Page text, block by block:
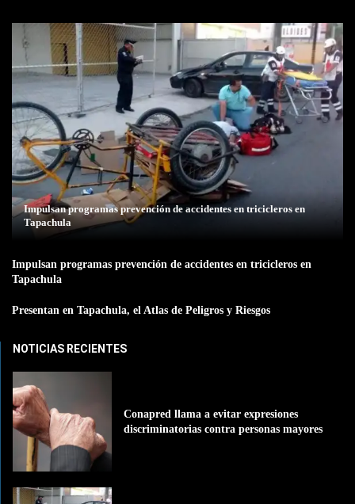
Impulsan programas prevención de accidentes en tricicleros en
Tapachula
Impulsan programas prevención de accidentes en tricicleros en
Tapachula
Presentan en Tapachula, el Atlas de Peligros y Riesgos
NOTICIAS RECIENTES
Conapred llama a evitar expresiones
discriminatorias contra personas mayores